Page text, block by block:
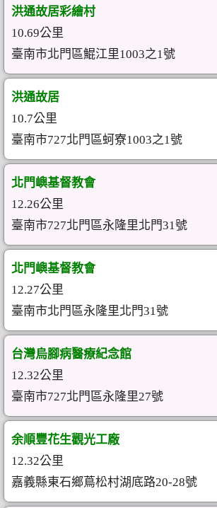
洪通故居彩繪村
10.69公里
臺南市北門區鯤江里1003之1號
洪通故居
10.7公里
臺南市727北門區蚵寮1003之1號
北門嶼基督教會
12.26公里
臺南市727北門區永隆里北門31號
北門嶼基督教會
12.27公里
臺南市北門區永隆里北門31號
台灣烏腳病醫療紀念館
12.32公里
臺南市727北門區永隆里27號
余順豐花生觀光工廠
12.32公里
嘉義縣東石鄉蔦松村湖底路20-28號